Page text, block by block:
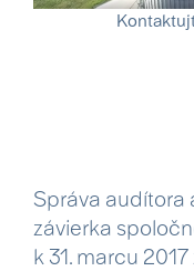
Správa audítora
závierka
k 31. marcu